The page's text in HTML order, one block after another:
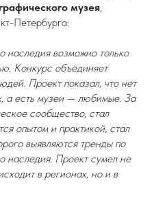
музея,
Петербурга:
наследия возможно только
Конкурс объединяет
Проект показал, что нет
а есть музеи — любимые. За
сообщество, стал
опытом и практикой, стал
выявляются тренды по
наследия. Проект сумел не
в регионах, но и в